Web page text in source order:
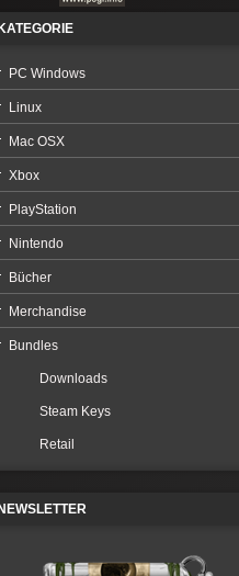
KATEGORIE
PC Windows
Linux
Mac OSX
Xbox
PlayStation
Nintendo
Bücher
Merchandise
Bundles
Downloads
Steam Keys
Retail
NEWSLETTER